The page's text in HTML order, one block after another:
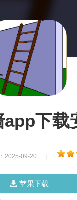
app下载
2025-09-20
苹果下载